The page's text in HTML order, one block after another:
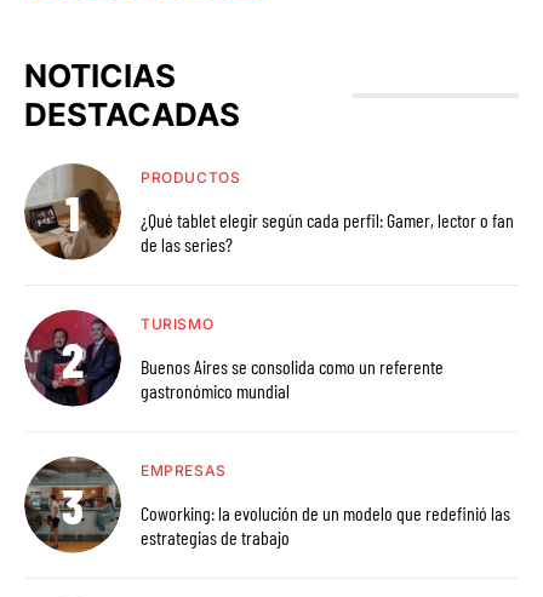
NOTICIAS
DESTACADAS
PRODUCTOS
¿Qué tablet elegir según cada perfil: Gamer, lector o fan
de las series?
TURISMO
Buenos Aires se consolida como un referente
gastronómico mundial
EMPRESAS
Coworking: la evolución de un modelo que redefinió las
estrategias de trabajo